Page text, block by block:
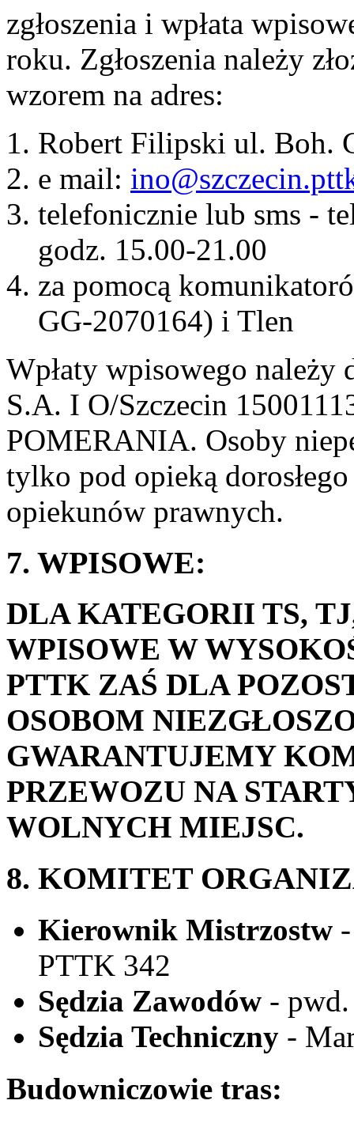
zgłoszenia i wpłata
roku. Zgłoszenia należy
wzorem na adres:
Robert Filipski ul. Boh.
e mail:
telefonicznie lub sms -
godz. 15.00-21.00
za pomocą
GG-2070164) i Tlen
Wpłaty wpisowego
S.A. I O/Szczecin
POMERANIA. Osoby
tylko pod opieką
opiekunów prawnych.
7. WPISOWE:
DLA KATEGORII TS,
WPISOWE W
PTTK ZAŚ DLA
OSOBOM
GWARANTUJEMY
PRZEWOZU NA
WOLNYCH MIEJSC.
8. KOMITET
Kierownik Mistrzostw
PTTK 342
Sędzia Zawodów -
Sędzia Techniczny -
Budowniczowie tras: